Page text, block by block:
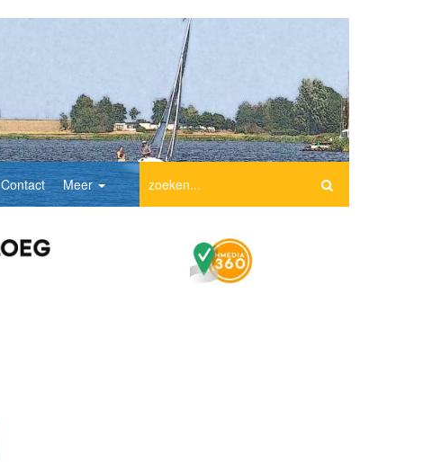
Contact Meer